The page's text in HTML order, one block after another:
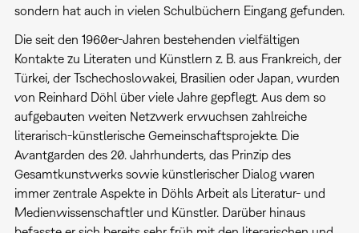
sondern hat auch in vielen Schulbüchern Eingang gefunden.
Die seit den 1960er-Jahren bestehenden vielfältigen
Kontakte zu Literaten und Künstlern z. B. aus Frankreich, der
Türkei, der Tschechoslowakei, Brasilien oder Japan, wurden
von Reinhard Döhl über viele Jahre gepflegt. Aus dem so
aufgebauten weiten Netzwerk erwuchsen zahlreiche
literarisch-künstlerische Gemeinschaftsprojekte. Die
Avantgarden des 20. Jahrhunderts, das Prinzip des
Gesamtkunstwerks sowie künstlerischer Dialog waren
immer zentrale Aspekte in Döhls Arbeit als Literatur- und
Medienwissenschaftler und Künstler. Darüber hinaus